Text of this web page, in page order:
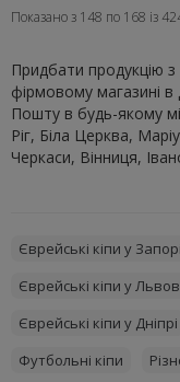
Показано з 148 по 168 із
Придбати продукцію
фірмовому магазині
Пошту в будь-якому
Ріг, Біла Церква,
Черкаси, Вінниця,
Єврейські кіпи у
Єврейські кіпи у
Єврейські кіпи у Дніпрі
Футбольні кіпи